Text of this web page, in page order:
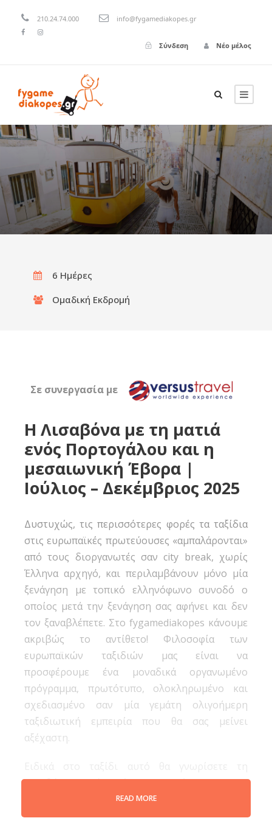
210.24.74.000 info@fygamediakopes.gr
Σύνδεση Νέο μέλος
6 Ημέρες
Ομαδική Εκδρομή
Σε συνεργασία με
Η Λισαβόνα με τη ματιά
ενός Πορτογάλου και η
μεσαιωνική Έβορα |
Ιούλιος – Δεκέμβριος 2025
Δυστυχώς, τις περισσότερες φορές τα ταξίδια
στις ευρωπαϊκές πρωτεύουσες «αμπαλάρονται»
από τους διοργανωτές σαν city break, χωρίς
Έλληνα αρχηγό, και περιλαμβάνουν μόνο μία
ξενάγηση με τοπικό ελληνόφωνο συνοδό ο
οποίος μετά την ξενάγηση σας αφήνει και δεν
τον ξαναβλέπετε. Στο fygamediakopes κάνουμε
ακριβώς το αντίθετο! Φιλοσοφία των
ευρωπαϊκών ταξιδιών μας είναι να
προσφέρουμε ένα μοναδικά οργανωμένο
πρόγραμμα, πρωτότυπο, ολοκληρωμένο και
σχεδιασμένο σαν μία γεμάτη ολιγοήμερη
ταξιδιωτική εμπειρία που θα σας μείνει
αξέχαστη.
Λισαβόνα από μέσα, με έμπειρο και
εξειδικευμένο αρχηγό-ξεναγό μας που θα είναι
READ MORE